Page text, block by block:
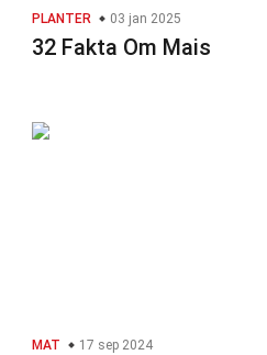
PLANTER 03 jan 2025
32 Fakta Om Mais
MAT 17 sep 2024